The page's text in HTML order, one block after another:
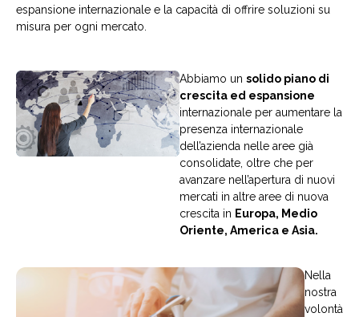
espansione internazionale e la capacità di offrire soluzioni su
misura per ogni mercato.
Abbiamo un solido piano di
crescita ed espansione
internazionale per aumentare la
presenza internazionale
dell’azienda nelle aree già
consolidate, oltre che per
avanzare nell’apertura di nuovi
mercati in altre aree di nuova
crescita in Europa, Medio
Oriente, America e Asia.
Nella
nostra
volontà